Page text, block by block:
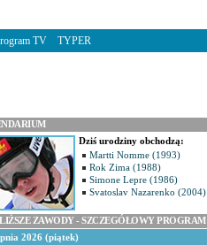
Dziś urodziny obchodzą:
Martti Nomme (1993)
Rok Zima (1988)
Simone Lepre (1986)
Svatoslav Nazarenko (2004)
ZAWODY - SZCZEGÓŁOWY PROGRAM
2026 (piątek)
TV TYPER